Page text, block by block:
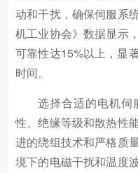
动和干扰，确保伺服系
机工业协会》数据显示
可靠性达15%以上，显
时间。
选择合适的电机伺
性、绝缘等级和散热性
进的绕组技术和严格质
境下的电磁干扰和温度